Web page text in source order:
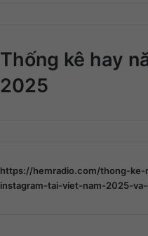
Thống kê hay
2025
https://hemradio.com/thong-ke-
instagram-tai-viet-nam-2025-